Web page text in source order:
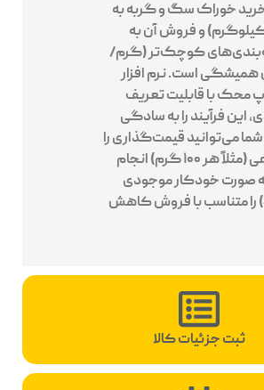
ثبت جزئیات کالا
خوراک سگ و گربه به
و فروش آن به
کوچک‌تر (گرم/
است. نرم افزار
محک با قابلیت تعریف
این فرآیند را به سادگی
می‌توانید قیمت‌گذاری را
بر اساس واحد فرعی (مثلاً هر ۱۰۰ گرم) انجام
به صورت خودکار موجودی
را متناسب با فروش کاهش